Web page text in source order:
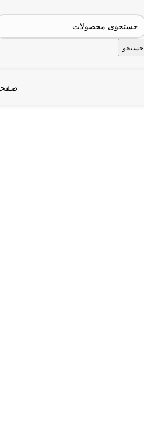
جستجو